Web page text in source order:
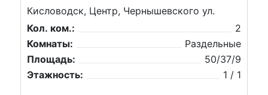
Кисловодск, Центр, Чернышевского ул.
Кол. ком.:
2
Комнаты:
Раздельные
Площадь:
50/37/9
Этажность:
1 / 1